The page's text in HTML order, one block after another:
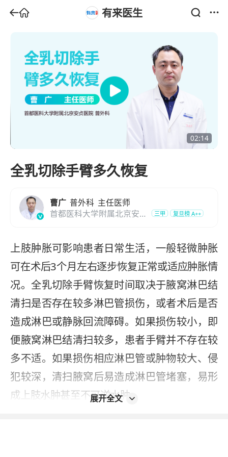
有来医生
02:14
全乳切除手臂多久恢复
曹广 普外科 主任医师
首都医科大学附属北京安贞
三甲 复旦榜 A++
上肢肿胀可影响患者日常生活，一般轻微肿胀
可在术后3个月左右逐步恢复正常或适应肿胀情
况。全乳切除手臂恢复时间取决于腋窝淋巴结
清扫是否存在较多淋巴管损伤，或者术后是否
造成淋巴或静脉回流障碍。如果损伤较小，即
便腋窝淋巴结清扫较多，患者手臂并不存在较
多不适。如果损伤相应淋巴管或肿物较大、侵
犯较深，清扫腋窝后易造成淋巴管堵塞，易形
成上肢水肿甚至不可逆水肿。
展开全文